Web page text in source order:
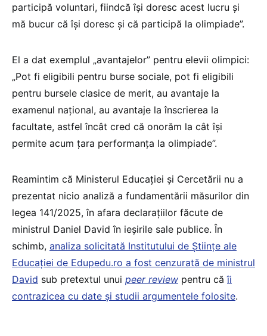
participă voluntari, fiindcă își doresc acest lucru și
mă bucur că își doresc și că participă la olimpiade”.
El a dat exemplul „avantajelor” pentru elevii olimpici:
„Pot fi eligibili pentru burse sociale, pot fi eligibili
pentru bursele clasice de merit, au avantaje la
examenul național, au avantaje la înscrierea la
facultate, astfel încât cred că onorăm la cât își
permite acum țara performanța la olimpiade”.
Reamintim că Ministerul Educației și Cercetării nu a
prezentat nicio analiză a fundamentării măsurilor din
legea 141/2025, în afara declarațiilor făcute de
ministrul Daniel David în ieșirile sale publice. În
schimb, analiza solicitată Institutului de Științe ale
Educației de Edupedu.ro a fost cenzurată de ministrul
David sub pretextul unui peer review pentru căîi
contrazicea cu date și studii argumentele folosite.